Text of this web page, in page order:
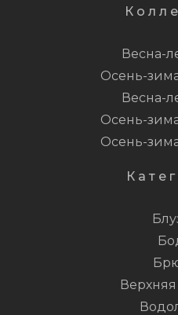
Весна-
Осень-
Весна-
Осень-
Осень-